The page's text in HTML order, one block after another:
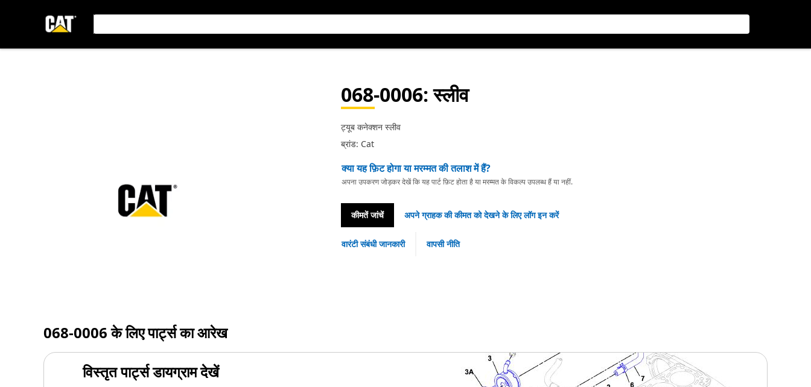
068-0006: स्लीव
ट्यूब कनेक्शन स्लीव
ब्रांड: Cat
क्या यह फ़िट होगा या मरम्मत की तलाश में हैं?
अपना उपकरण जोड़कर देखें कि यह पार्ट फ़िट होता है या मरम्मत के विकल्प उपलब्ध हैं या नहीं.
कीमतें जांचें अपने ग्राहक की कीमत को देखने के लिए लॉग इन करें
वारंटी संबंधी जानकारी वापसी नीति
068-0006के लिए पार्ट्स का आरेख
विस्तृत पार्ट्स डायग्राम देखें